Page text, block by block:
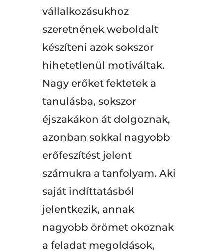
vállalkozásukhoz
szeretnének weboldalt
készíteni azok sokszor
hihetetlenül motiváltak.
Nagy erőket fektetek a
tanulásba, sokszor
éjszakákon át dolgoznak,
azonban sokkal nagyobb
erőfeszítést jelent
számukra a tanfolyam. Aki
saját indíttatásból
jelentkezik, annak
nagyobb örömet okoznak
a feladat megoldások,